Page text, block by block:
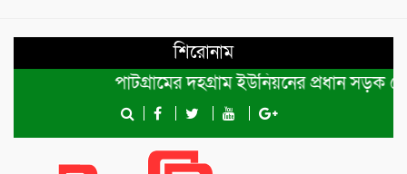
শিরোনাম
পাটগ্রামের দহগ্রাম ইউনিয়নের প্রধান সড়ক ভেঙ্গে